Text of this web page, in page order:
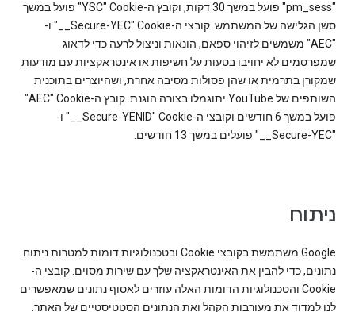
"pm_sess" פועל במשך 30 דקות, וקובץ ה-Cookie‏ "YSC" פועל במשך
סשן הגלישה של המשתמש. קובצי ה-Cookie‏ "‎__Secure-YEC" ו-
"AEC" משמשים לזיהוי ספאם, הונאות וניצול לרעה כדי לדאוג
שמפרסמים לא יחויבו בטעות על חשיפות או אינטראקציות עם מודעות
שמקורן בתרמית או שהן פסולות מסיבה אחרת, ושהיוצרים בתוכנית
השותפים של YouTube יתוגמלו בצורה הוגנת. קובץ ה-Cookie‏ "AEC"
פועל במשך 6 חודשים וקובצי ה-Cookie‏ "‎__Secure-YENID" ו-
"‎__Secure-YEC" פועלים במשך 13 חודשים.
ניתוח
‫Google משתמשת בקובצי Cookie ובטכנולוגיות דומות למטרות ניתוח
נתונים, כדי להבין את האינטראקציה שלך עם שירות מסוים. קובצי ה-
Cookie והטכנולוגיות הדומות האלה עוזרים לאסוף נתונים שמאפשרים
לנו למדוד את מעורבות הקהל ואת הנתונים הסטטיסטיים של האתר.